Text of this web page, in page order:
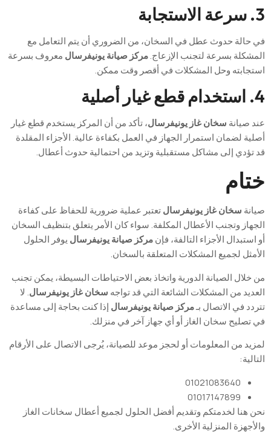
3. سرعة الاستجابة
في حالة حدوث عطل في السخان، من الضروري أن يتم التعامل مع
المشكلة بسرعة لتجنب الإزعاج.مركز صيانة يونيفرسال معروف بسرعة
استجابته وحل المشكلات في أقصر وقت ممكن.
4. استخدام قطع غيار أصلية
عند صيانة سخان غاز يونيفرسال، تأكد من أن المركز يستخدم قطع غيار
أصلية لضمان استمرار الجهاز في العمل بكفاءة عالية. الأجزاء المقلدة
قد تؤدي إلى مشاكل مستقبلية وتزيد من احتمالية حدوث أعطال.
ختام
صيانة سخان غاز يونيفرسالتعتبر عملية ضرورية للحفاظ على كفاءة
الجهاز وتجنب الأعطال المكلفة. سواء كان الأمر يتعلق بتنظيف السخان
أو استبدال الأجزاء التالفة، فإنمركز صيانة يونيفرسال يوفر الحلول
الأمثل لجميع المشكلات المتعلقة بالسخان.
من خلال الصيانة الدورية واتخاذ بعض الاحتياطات البسيطة، يمكن تجنب
العديد من المشكلات الشائعة التي قد تواجه سخان غاز يونيفرسال. لا
تتردد في الاتصال بـمركز صيانة يونيفرسال إذا كنت بحاجة إلى مساعدة
في تصليح سخان الغاز أو أي جهاز آخر في منزلك.
لمزيد من المعلومات أو لحجز موعد للصيانة، يُرجى الاتصال على الأرقام
التالية:
01021083640
01017147899
نحن هنا لخدمتكم وتقديم أفضل الحلول لجميع أعطال سخانات الغاز
والأجهزة المنزلية الأخرى.